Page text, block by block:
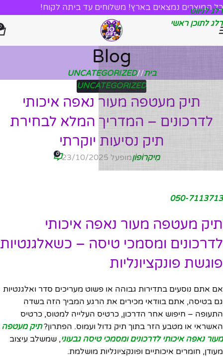
דלג לניווט
דלג לתוכן ראשי
כל המוצרים נמצאים בארץ! משלוחים עד ביתה לקוח!
Blog
בית/
UNCATEGORIZED
UNCATEGORIZED
תיק מעטפה מעור נאפה איכותי
לדרכונים – המדריך המלא לבחירת
תיק נסיעות יוקרתי
מִיקרוֹפוֹןמופעל 23/10/2025 0
050-7113713
תיק מעטפה מעור נאפה איכותי
לדרכונים ומסמכי טיסה – כשאלגנטיות
פוגשת פונקציונליות
אם אתם נוסעים בתדירות גבוהה או פשוט מעריכים סדר ואלגנטיות
גם בטיסה, אתם בוודאי מכירים את הרגע המביך הזה בשדה
התעופה – חיפוש אחר הדרכון, כרטיס העלייה למטוס, כרטיס
האשראי או מטבע הזר בתוך תיק גדול ועמוס. הפתרון?תיק מעטפה
מעור נאפה איכותי לדרכונים ומסמכי טיסה גבעוני, שמשלב עיצוב
מעודן, חומרים איכותיים ופונקציונליות מושלמת.